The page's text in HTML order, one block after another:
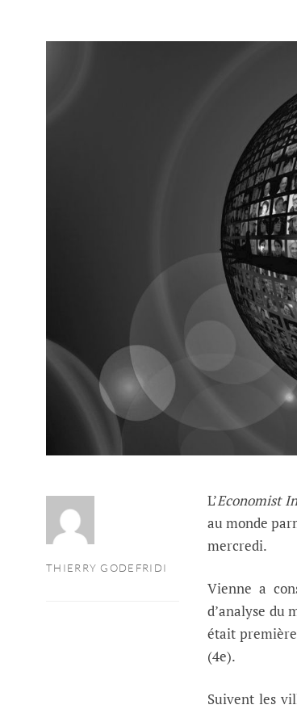
THIERRY GODEFRIDI
L’Economist
au monde
mercredi.
Vienne a
d’analyse du
était
(4e).
Suivent les